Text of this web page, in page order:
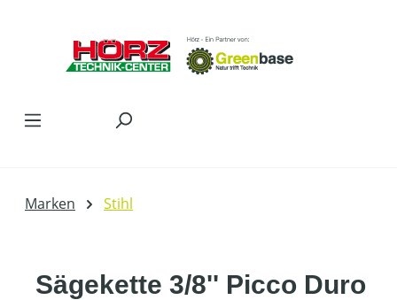
Marken Stihl
Sägekette 3/8'' Picco Duro